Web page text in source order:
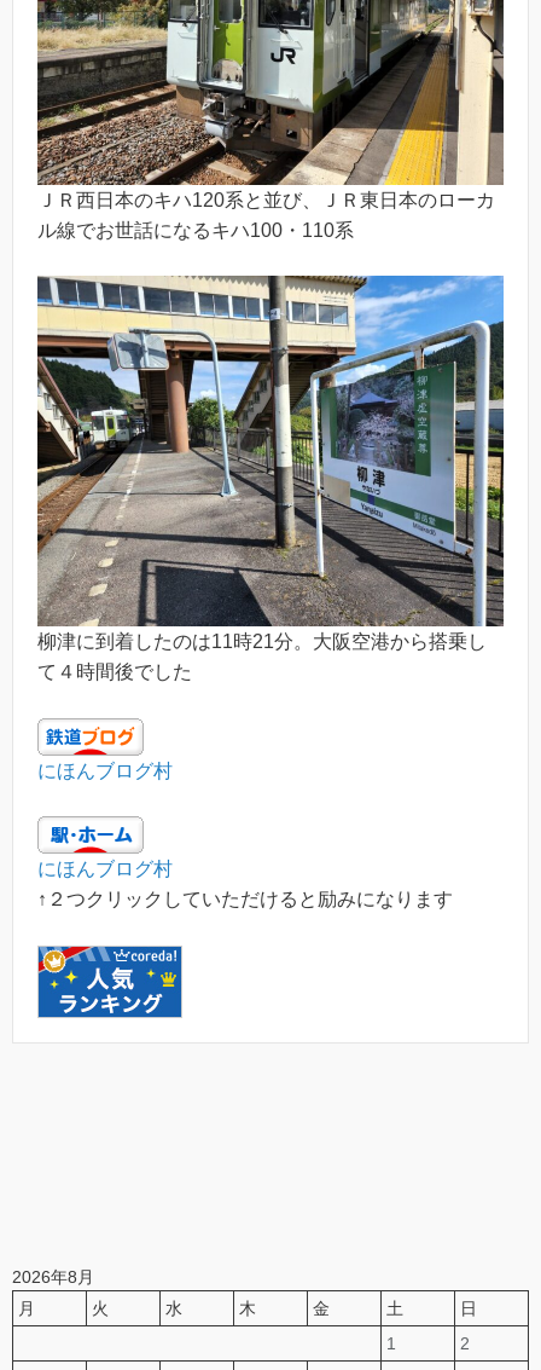
ＪＲ西日本のキハ120系と並び、ＪＲ東日本のローカ
ル線でお世話になるキハ100・110系
柳津に到着したのは11時21分。大阪空港から搭乗し
て４時間後でした
にほんブログ村
にほんブログ村
↑２つクリックしていただけると励みになります
2026年8月
月
火 水 木 金 土
日
1
2